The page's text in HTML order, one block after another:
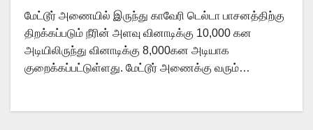
மேட்டூர் அணையில் இருந்து காவேரி டெல்டா பாசனத்திற்கு
திறக்கப்படும் நீரின் அளவு வினாடிக்கு 10,000 கன
அடியிலிருந்து வினாடிக்கு 8,000கன அடியாக
குறைக்கப்பட்டுள்ளது. மேட்டூர் அணைக்கு வரும்…